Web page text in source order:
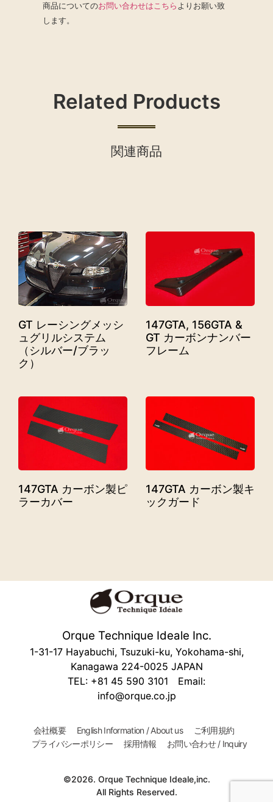
商品についてのお問い合わせはこちらよりお願い致
します。
Related Products
関連商品
GT レーシングメッシ
ュグリルシステム
（シルバー/ブラッ
ク）
147GTA, 156GTA &
GT カーボンナンバー
フレーム
147GTA カーボン製ピ
ラーカバー
147GTA カーボン製キ
ックガード
Orque Technique Ideale Inc.
1-31-17 Hayabuchi, Tsuzuki-ku, Yokohama-shi,
Kanagawa 224-0025 JAPAN
TEL: +81 45 590 3101 Email:
info@orque.co.jp
会社概要 English Information / About us
ご利用規約
プライバシーポリシー
採用情報 お問い合わせ / Inquiry
©2026. Orque Technique Ideale,inc.
All Rights Reserved.